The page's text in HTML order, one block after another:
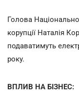
Голова
корупції Наталія
подаватимуть
року.
ВПЛИВ НА БІЗНЕС: